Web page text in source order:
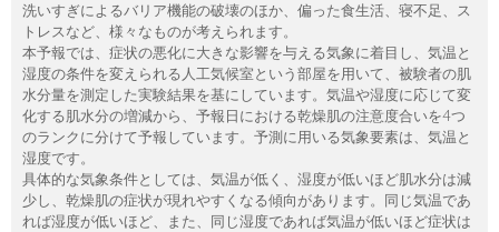
洗いすぎによるバリア機能の破壊のほか、偏った食生活、寝不足、ス
トレスなど、様々なものが考えられます。
本予報では、症状の悪化に大きな影響を与える気象に着目し、気温と
湿度の条件を変えられる人工気候室という部屋を用いて、被験者の肌
水分量を測定した実験結果を基にしています。気温や湿度に応じて変
化する肌水分の増減から、予報日における乾燥肌の注意度合いを4つ
のランクに分けて予報しています。予測に用いる気象要素は、気温と
湿度です。
具体的な気象条件としては、気温が低く、湿度が低いほど肌水分は減
少し、乾燥肌の症状が現れやすくなる傾向があります。同じ気温であ
れば湿度が低いほど、また、同じ湿度であれば気温が低いほど症状は